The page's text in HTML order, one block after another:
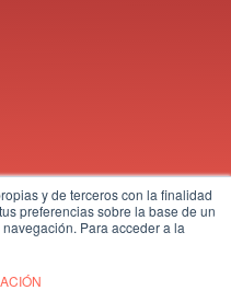
y de terceros con la finalidad
preferencias sobre la base de un
Para acceder a la